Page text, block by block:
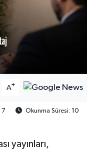
A+
7
Okunma Süresi: 10
yayınları,